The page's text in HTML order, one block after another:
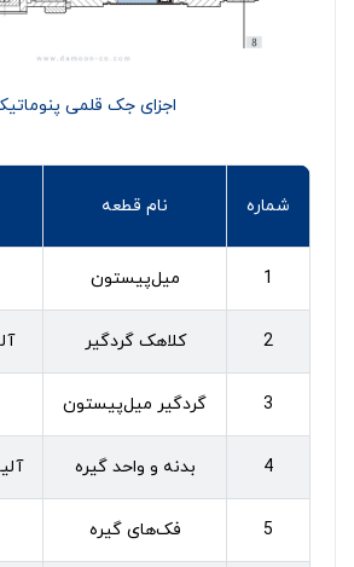
اجزای جک قلمی
شماره نام قطعه
1 میل‌پیستون
2 کلاهک گردگیر
3 گردگیر میل‌پیستون
4 بدنه و واحد گیره
5 فک‌های گیره